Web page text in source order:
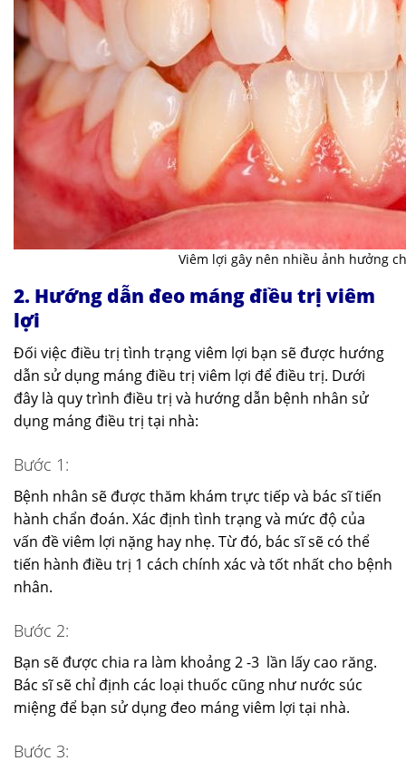
Viêm lợi gây nên nhiều ảnh hưởng
2. Hướng dẫn đeo máng điều trị viêm
lợi
Đối việc điều trị tình trạng viêm lợi bạn sẽ được hướng
dẫn sử dụng máng điều trị viêm lợi để điều trị. Dưới
đây là quy trình điều trị và hướng dẫn bệnh nhân sử
dụng máng điều trị tại nhà:
Bước 1:
Bệnh nhân sẽ được thăm khám trực tiếp và bác sĩ tiến
hành chẩn đoán. Xác định tình trạng và mức độ của
vấn đề viêm lợi nặng hay nhẹ. Từ đó, bác sĩ sẽ có thể
tiến hành điều trị 1 cách chính xác và tốt nhất cho bệnh
nhân.
Bước 2:
Bạn sẽ được chia ra làm khoảng 2 -3 lần lấy cao răng.
Bác sĩ sẽ chỉ định các loại thuốc cũng như nước súc
miệng để bạn sử dụng đeo máng viêm lợi tại nhà.
Bước 3: